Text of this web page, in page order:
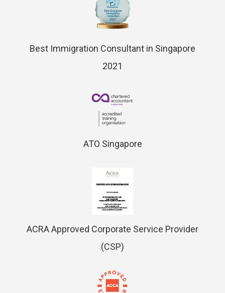
Best Immigration Consultant in Singapore
2021
ATO Singapore
ACRA Approved Corporate Service Provider
(CSP)